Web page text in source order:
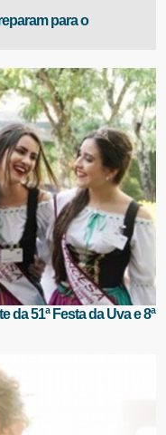
para o
da 51ª Festa da Uva e 8ª